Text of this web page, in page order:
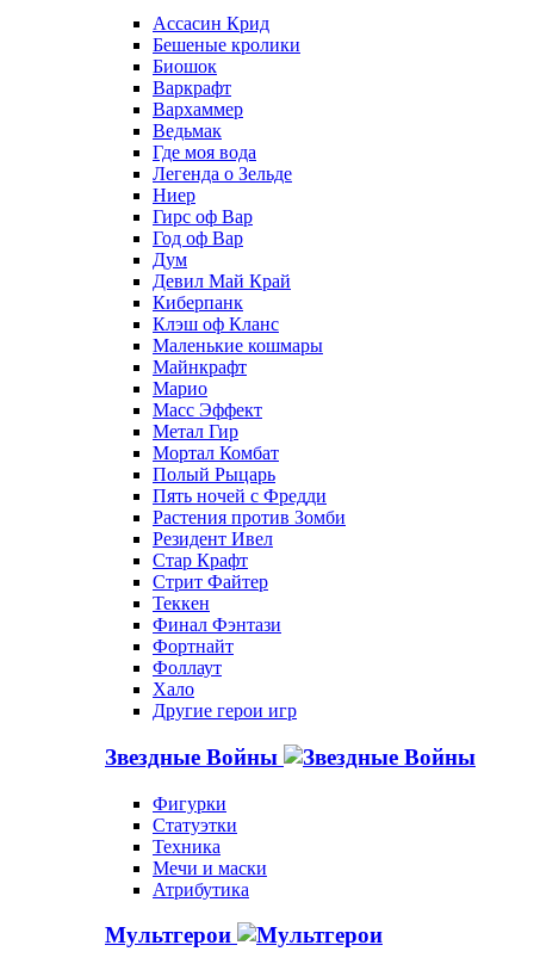
Ассасин Крид
Бешеные кролики
Биошок
Варкрафт
Вархаммер
Ведьмак
Где моя вода
Легенда о Зельде
Ниер
Гирс оф Вар
Год оф Вар
Дум
Девил Май Край
Киберпанк
Клэш оф Кланс
Маленькие кошмары
Майнкрафт
Марио
Масс Эффект
Метал Гир
Мортал Комбат
Полый Рыцарь
Пять ночей с Фредди
Растения против Зомби
Резидент Ивел
Стар Крафт
Стрит Файтер
Теккен
Финал Фэнтази
Фортнайт
Фоллаут
Хало
Другие герои игр
Звездные Войны
Фигурки
Статуэтки
Техника
Мечи и маски
Атрибутика
Мультгерои